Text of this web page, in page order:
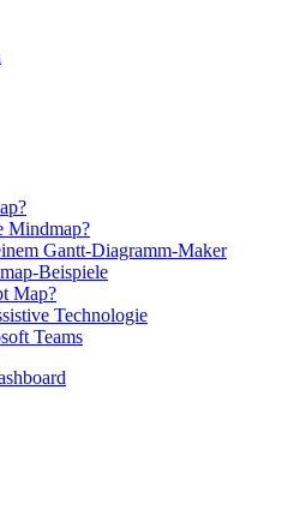
Mindmap?
Gantt-Diagramm-Maker
Beispiele
Map?
Technologie
Teams